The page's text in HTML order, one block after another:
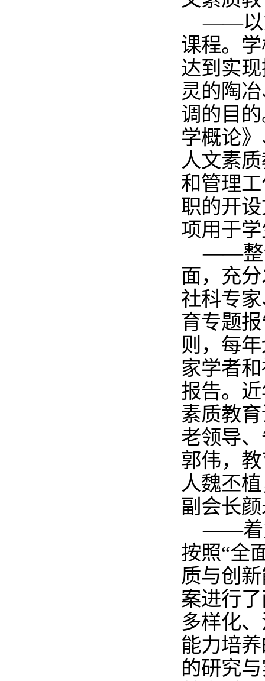
——以
课程。
达到实
灵的陶
调的目
学概论
人文素
和管理
职的开
项用于
——整
面，充
社科专
育专题
则，每
家学者
报告。
素质教
老领导
郭伟，
人魏丕
副会长
——着
按照“全
质与创
案进行
多样化
能力培
的研究